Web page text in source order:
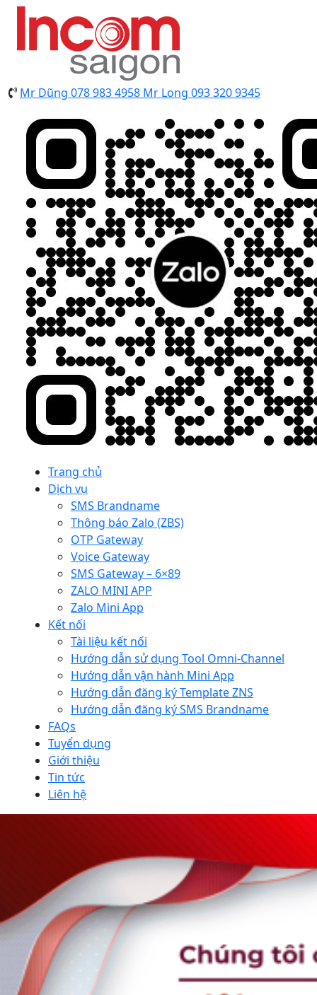
Mr Dũng 078 983 4958 Mr Long 093 320 9345
Trang chủ
Dịch vụ
SMS Brandname
Thông báo Zalo (ZBS)
OTP Gateway
Voice Gateway
SMS Gateway – 6×89
ZALO MINI APP
Zalo Mini App
Kết nối
Tài liệu kết nối
Hướng dẫn sử dụng Tool Omni-Channel
Hướng dẫn vận hành Mini App
Hướng dẫn đăng ký Template ZNS
Hướng dẫn đăng ký SMS Brandname
FAQs
Tuyển dụng
Giới thiệu
Tin tức
Liên hệ